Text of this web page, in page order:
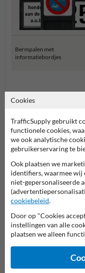
Bermpalen met
informatiebordjes
Stel je vraag aan
Naam*
Cookies
TrafficSupply gebruikt
functionele cookies,
we ook analytische
gebruikerservaring te
Ook plaatsen we
identifiers, waarmee wij
niet-gepersonaliseerde
cookiebeleid.
Door op "Cookies
instellingen van alle
plaatsen we alleen